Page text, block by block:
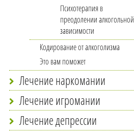
Психотерапия в
преодолении алкогольной
зависимости
Кодирование от алкоголизма
Это вам поможет
Лечение наркомании
Лечение игромании
Лечение депрессии